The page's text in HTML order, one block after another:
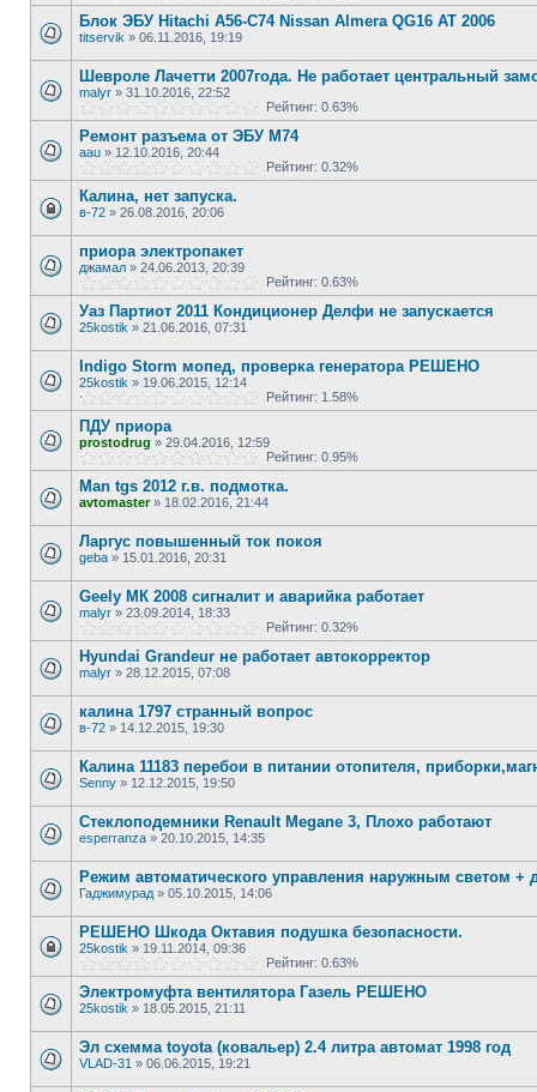
Блок ЭБУ Hitachi A56-C74 Nissan Almera QG16 AT 2006
titservik » 06.11.2016, 19:19
Шевроле Лачетти 2007года. Не работает центральный
malyr » 31.10.2016, 22:52
Рейтинг: 0.63%
Ремонт разъема от ЭБУ М74
aau » 12.10.2016, 20:44
Рейтинг: 0.32%
Калина, нет запуска.
в-72 » 26.08.2016, 20:06
приора электропакет
джамал » 24.06.2013, 20:39
Рейтинг: 0.63%
Уаз Партиот 2011 Кондиционер Делфи не запускается
25kostik » 21.06.2016, 07:31
Indigo Storm мопед, проверка генератора РЕШЕНО
25kostik » 19.06.2015, 12:14
Рейтинг: 1.58%
ПДУ приора
prostodrug » 29.04.2016, 12:59
Рейтинг: 0.95%
Man tgs 2012 г.в. подмотка.
avtomaster» 18.02.2016, 21:44
Ларгус повышенный ток покоя
geba » 15.01.2016, 20:31
Geely МК 2008 сигналит и аварийка работает
malyr » 23.09.2014, 18:33
Рейтинг: 0.32%
Hyundai Grandeur не работает автокорректор
malyr » 28.12.2015, 07:08
калина 1797 странный вопрос
в-72 » 14.12.2015, 19:30
Калина 11183 перебои в питании отопителя,
Senny » 12.12.2015, 19:50
Стеклоподемники Renault Megane 3, Плохо работают
esperranza » 20.10.2015, 14:35
Режим автоматического управления наружным светом +
Гаджимурад » 05.10.2015, 14:06
РЕШЕНО Шкода Октавия подушка безопасности.
25kostik » 19.11.2014, 09:36
Рейтинг: 0.63%
Электромуфта вентилятора Газель РЕШЕНО
25kostik » 18.05.2015, 21:11
Эл схемма toyota (ковальер) 2.4 литра автомат 1998 год
VLAD-31 » 06.06.2015, 19:21